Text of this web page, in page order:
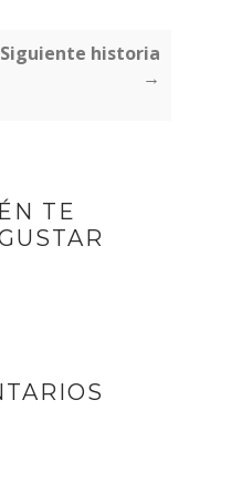
Siguiente historia
→
TE